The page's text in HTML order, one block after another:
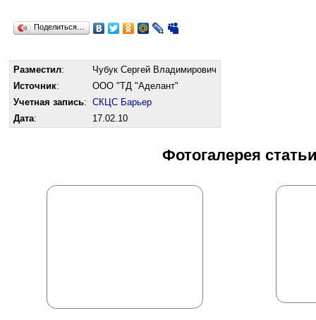
Поделиться…
Разместил:
Чубук Сергей Владимирович
Источник:
ООО "ТД "Аделант"
Учетная запись: СКЦС Барьер
Дата: 17.02.10
Фотогалерея